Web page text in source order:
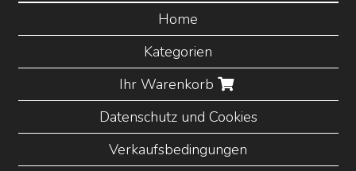
Home
Kategorien
Ihr Warenkorb
Datenschutz und Cookies
Verkaufsbedingungen